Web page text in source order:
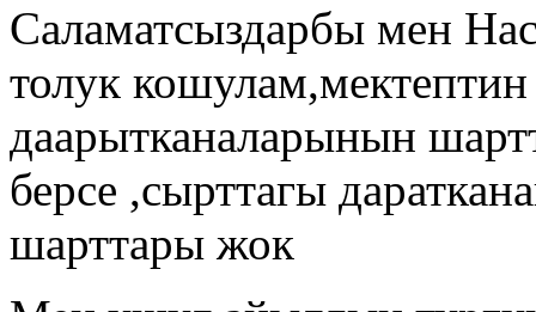
Саламатсыздарбы мен
толук
даарытканаларынын
берсе ,сырттагы
шарттары жок